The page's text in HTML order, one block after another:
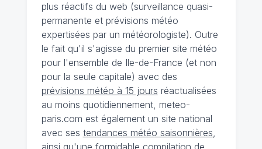
plus réactifs du web (surveillance quasi-
permanente et prévisions météo
expertisées par un météorologiste). Outre
le fait qu'il s'agisse du premier site météo
pour l'ensemble de Ile-de-France (et non
pour la seule capitale) avec des
prévisions météo à 15 jours réactualisées
au moins quotidiennement, meteo-
paris.com est également un site national
avec ses tendances météo saisonnières,
ainsi qu'une formidable compilation de